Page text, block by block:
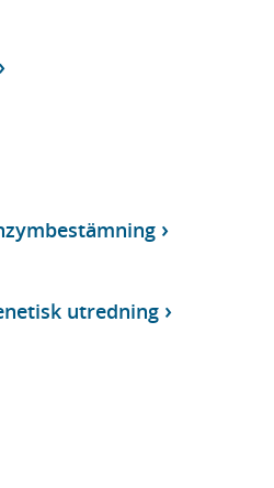
utredning